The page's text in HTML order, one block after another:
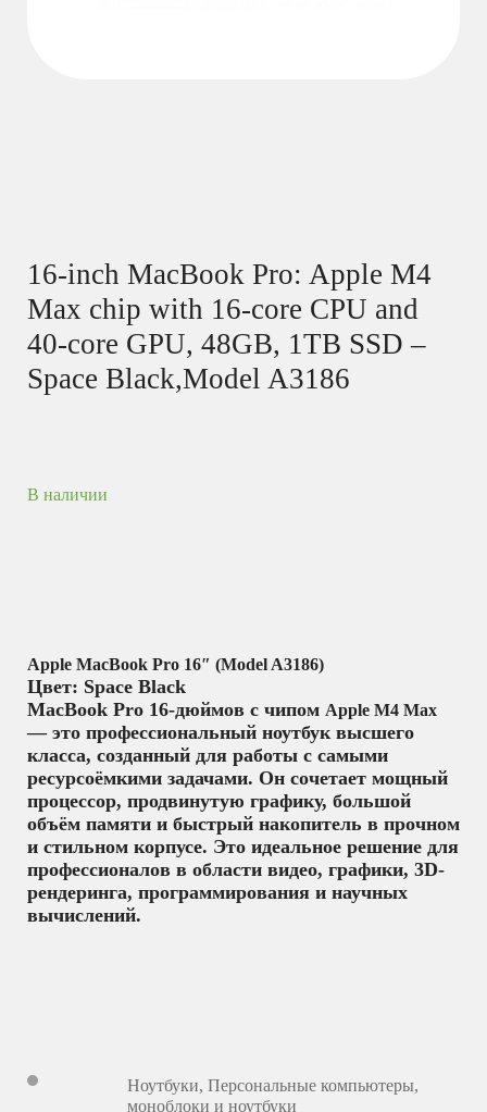
16-inch MacBook Pro: Apple M4
Max chip with 16‑core CPU and
40‑core GPU, 48GB, 1TB SSD –
Space Black,Model A3186
В наличии
Apple MacBook Pro 16″ (Model A3186)
Цвет: Space Black
MacBook Pro 16-дюймов с чипом Apple M4 Max
— это профессиональный ноутбук высшего
класса, созданный для работы с самыми
ресурсоёмкими задачами. Он сочетает мощный
процессор, продвинутую графику, большой
объём памяти и быстрый накопитель в прочном
и стильном корпусе. Это идеальное решение для
профессионалов в области видео, графики, 3D-
рендеринга, программирования и научных
вычислений.
Ноутбуки, Персональные компьютеры,
моноблоки и ноутбуки